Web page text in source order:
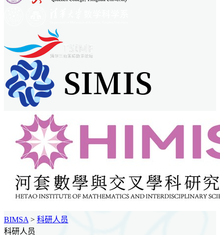
BIMSA > 科研人员
科研人员